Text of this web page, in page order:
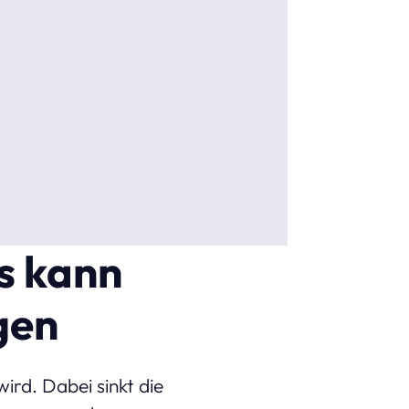
kann
Dabei sinkt die